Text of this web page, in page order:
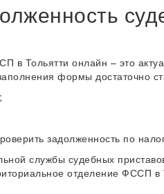
в Тольятти онлайн – это
формы достаточно
задолженность по
службы судебных
отделение ФССП в